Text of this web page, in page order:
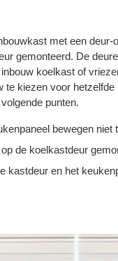
met een
gemonteerd. De
koelkast of
te kiezen voor
punten.
bewegen niet
de koelkastdeur
kastdeur en het